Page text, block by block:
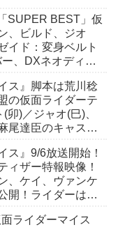
SUPER BEST」仮
、ビルド、ジオ
イド：変身ベルト
、DXネオディケ
ス』脚本は荒川稔
の仮面ライダーテ
卯)／ジャオ(巳)、
尾達臣のキャスト
ス』9/6放送開始！
ィザー特報映像！
、ケイ、ヴァンケ
開！ライダーは子
面ライダーマイス